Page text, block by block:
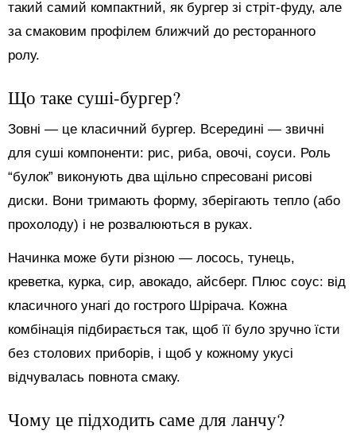
такий самий компактний, як бургер зі стріт-фуду, але
за смаковим профілем ближчий до ресторанного
ролу.
Що таке суші-бургер?
Зовні — це класичний бургер. Всередині — звичні
для суші компоненти: рис, риба, овочі, соуси. Роль
“булок” виконують два щільно спресовані рисові
диски. Вони тримають форму, зберігають тепло (або
прохолоду) і не розвалюються в руках.
Начинка може бути різною — лосось, тунець,
креветка, курка, сир, авокадо, айсберг. Плюс соус: від
класичного унагі до гострого Шрірача. Кожна
комбінація підбирається так, щоб її було зручно їсти
без столових приборів, і щоб у кожному укусі
відчувалась повнота смаку.
Чому це підходить саме для ланчу?